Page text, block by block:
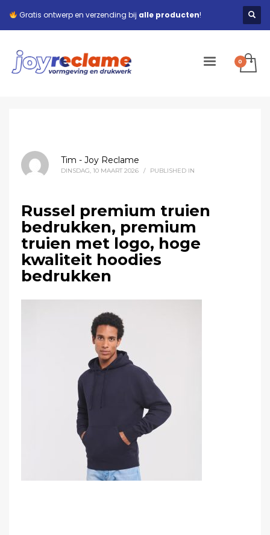
Gratis ontwerp en verzending bij alle producten!
Tim - Joy Reclame
DINSDAG, 10 MAART 2026 / PUBLISHED IN
Russel premium truien
bedrukken, premium
truien met logo, hoge
kwaliteit hoodies
bedrukken